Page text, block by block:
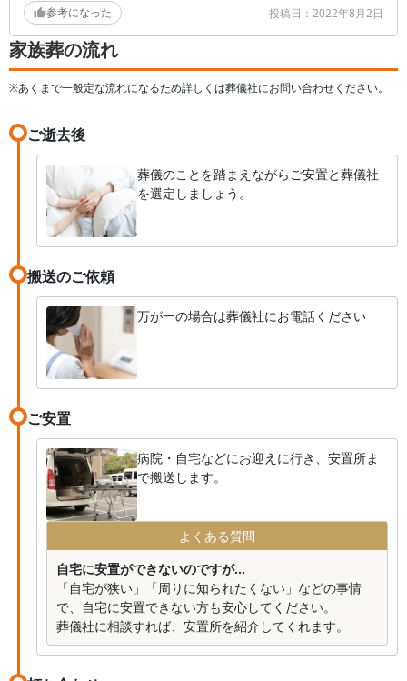
中に会場の裏でバラされて、参列した方へ配られて
いました。花を送った方はどのような花が届いたか
自分の目で確認したかったと思いますし、葬儀会場
を彩るために送っているのに葬儀が終わる前にバラ
すのはどうかと思いました。
参考になった 投稿日： 2022年8月2日
家族葬の流れ
※あくまで一般定な流れになるため詳しくは葬儀社にお問い合わせください。
ご逝去後
葬儀のことを踏まえながらご安置と葬儀社
を選定しましょう。
搬送のご依頼
万が一の場合は葬儀社にお電話ください
ご安置
病院・自宅などにお迎えに行き、安置所ま
で搬送します。
よくある質問
自宅に安置ができないのですが...
「自宅が狭い」「周りに知られたくない」などの事情
で、自宅に安置できない方も安心してください。
葬儀社に相談すれば、安置所を紹介してくれます。